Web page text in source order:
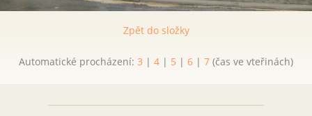
Zpět do složky
Automatické procházení: 3 | 4 | 5 | 6 | 7 (čas ve vteřinách)